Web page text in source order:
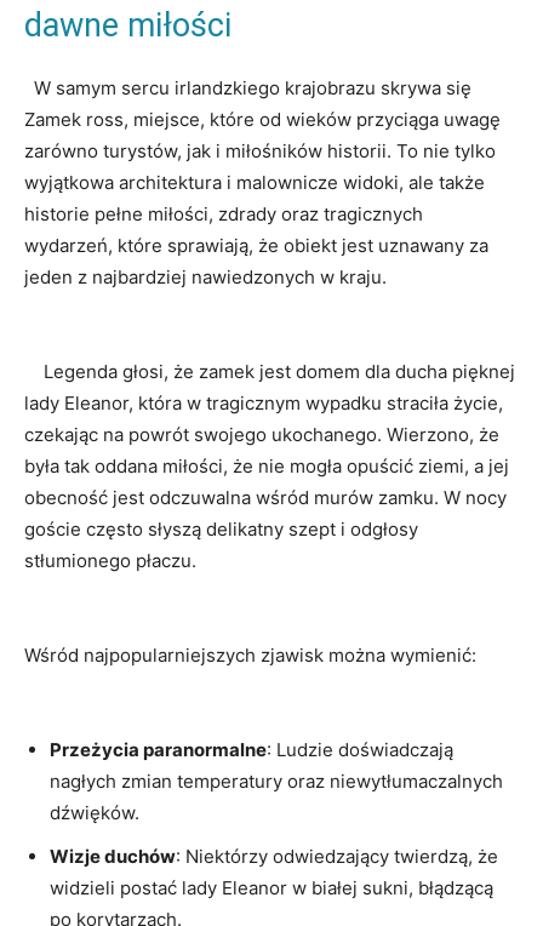
dawne‍ miłości
‍ ⁢ W⁤ samym sercu irlandzkiego krajobrazu skrywa się
Zamek ross, miejsce, które⁢ od ⁣wieków przyciąga uwagę
zarówno turystów, ‍jak i miłośników historii.⁢ To nie tylko
wyjątkowa architektura ​i malownicze widoki, ale także
‍historie pełne miłości, zdrady oraz‌ tragicznych⁣
wydarzeń, które sprawiają, że obiekt jest uznawany ⁢za
jeden z najbardziej nawiedzonych w kraju.
‌ ‌ ​ ‍ Legenda ⁣głosi, że zamek jest⁣ domem dla ducha pięknej
lady Eleanor, ‌która w tragicznym wypadku straciła życie,
czekając ‍na powrót ⁢swojego ukochanego. Wierzono, że
była tak oddana miłości,⁢ że‌ nie mogła ⁢opuścić ziemi, a jej
‍obecność ​jest odczuwalna wśród‍ murów zamku. W nocy
goście często ⁣słyszą delikatny szept i odgłosy
stłumionego płaczu.
⁤Wśród ⁣najpopularniejszych⁤ zjawisk można wymienić:
Przeżycia paranormalne: Ludzie doświadczają
nagłych ‍zmian temperatury oraz ⁣niewytłumaczalnych
dźwięków.
Wizje duchów: Niektórzy odwiedzający⁣ twierdzą, że
widzieli postać lady Eleanor w ⁤białej ⁤sukni, błądzącą
po ⁤korytarzach.